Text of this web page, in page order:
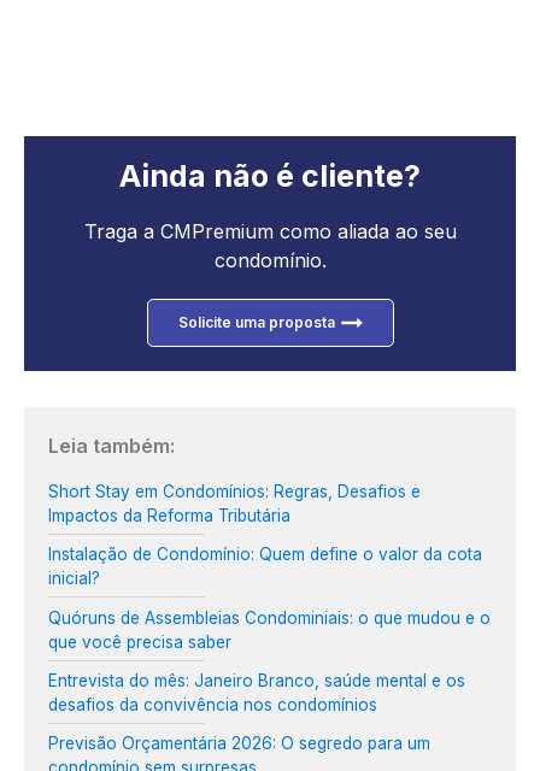
Ainda não é cliente?
Traga a CMPremium como aliada ao seu
condomínio.
Solicite uma proposta
Leia também:
Short Stay em Condomínios: Regras, Desafios e
Impactos da Reforma Tributária
Instalação de Condomínio: Quem define o valor da cota
inicial?
Quóruns de Assembleias Condominiais: o que mudou e o
que você precisa saber
Entrevista do mês: Janeiro Branco, saúde mental e os
desafios da convivência nos condomínios
Previsão Orçamentária 2026: O segredo para um